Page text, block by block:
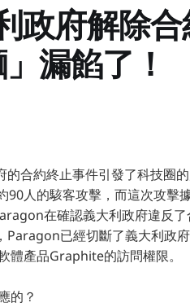
政府解除
漏餡了！
合約終止事件引發了科技圈
人的駭客攻擊，而這次攻擊
在確認義大利政府違反
已經切斷了義大利政
體產品Graphite的訪問權限。
的？